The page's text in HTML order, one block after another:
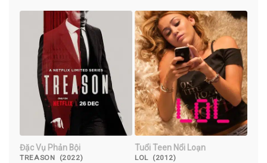
Đặc Vụ Phản Bội
TREASON (2022)
Tuổi Teen Nổi Loạn
LOL (2012)